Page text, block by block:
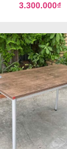
3.300.000₫